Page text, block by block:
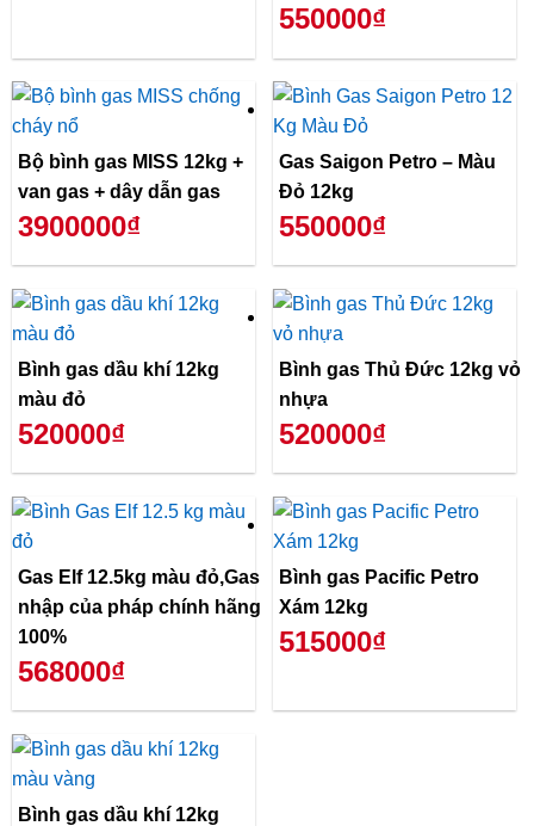
550000₫
Bộ bình gas MISS 12kg +
van gas + dây dẫn gas
3900000₫
Gas Saigon Petro – Màu
Đỏ 12kg
550000₫
Bình gas dầu khí 12kg
màu đỏ
520000₫
Bình gas Thủ Đức 12kg vỏ
nhựa
520000₫
Gas Elf 12.5kg màu đỏ,Gas
nhập của pháp chính hãng
100%
568000₫
Bình gas Pacific Petro
Xám 12kg
515000₫
Bình gas dầu khí 12kg